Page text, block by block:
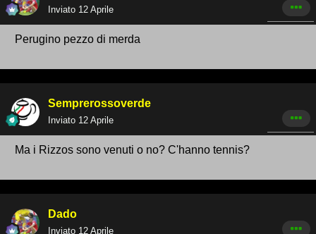
Inviato 12 Aprile
Perugino pezzo di merda
Semprerossoverde
Inviato 12 Aprile
Ma i Rizzos sono venuti o no? C'hanno tennis?
Dado
Inviato 12 Aprile